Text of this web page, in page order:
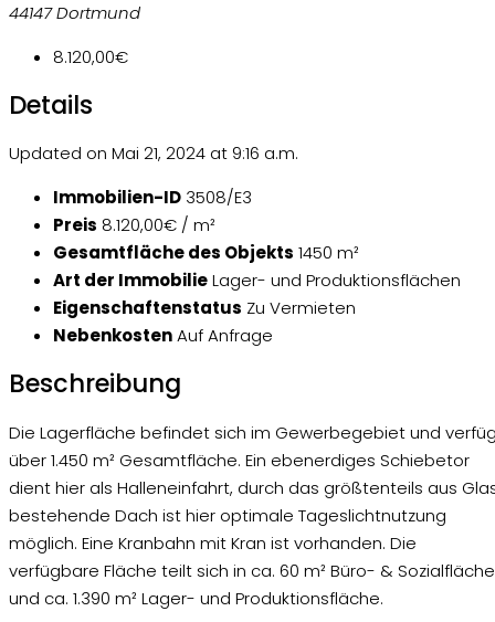
44147 Dortmund
8.120,00€
Details
Updated on Mai 21, 2024 at 9:16 a.m.
Immobilien-ID 3508/E3
Preis 8.120,00€ / m²
Gesamtfläche des Objekts 1450 m²
Art der ImmobilieLager- und Produktionsflächen
Eigenschaftenstatus Zu Vermieten
NebenkostenAuf Anfrage
Beschreibung
Die Lagerfläche befindet sich im Gewerbegebiet und
über 1.450 m² Gesamtfläche. Ein ebenerdiges Schiebetor
dient hier als Halleneinfahrt, durch das größtenteils aus
bestehende Dach ist hier optimale Tageslichtnutzung
möglich. Eine Kranbahn mit Kran ist vorhanden. Die
verfügbare Fläche teilt sich in ca. 60 m² Büro- & Sozialfläche
und ca. 1.390 m² Lager- und Produktionsfläche.